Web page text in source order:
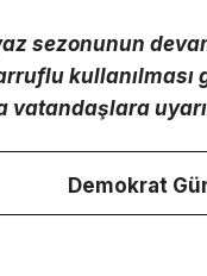
sezonunun
kullanılması
vatandaşlara
Demokrat